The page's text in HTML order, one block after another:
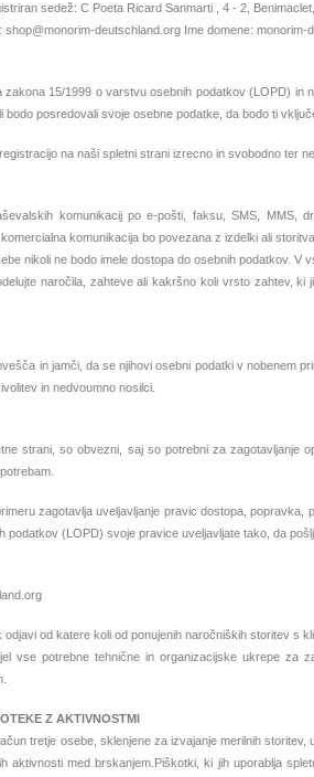
sedež: C Poeta Ricard Sanmarti , 4 - 2,
shop@monorim-deutschland.org Ime domene: monorim-
15/1999 o varstvu osebnih podatkov (LOPD)
bodo posredovali svoje osebne podatke, da bodo ti
na naši spletni strani izrecno in svobodno ter
komunikacij po e-pošti, faksu, SMS, MMS,
komunikacija bo povezana z izdelki ali
nikoli ne bodo imele dostopa do osebnih podatkov.
naročila, zahteve ali kakršno koli vrsto zahtev,
in jamči, da se njihovi osebni podatki v nobenem
in nedvoumno nosilci.
strani, so obvezni, saj so potrebni za zagotavljanje
zagotavlja uveljavljanje pravic dostopa,
podatkov (LOPD) svoje pravice uveljavljate tako, da
od katere koli od ponujenih naročniških storitev s
vse potrebne tehnične in organizacijske ukrepe za
Z AKTIVNOSTMI
tretje osebe, sklenjene za izvajanje merilnih
aktivnosti med brskanjem.Piškotki, ki jih uporablja